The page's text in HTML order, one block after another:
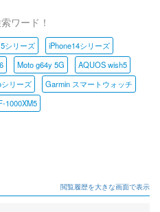
ワード！
シリーズ
iPhone14シリーズ
Moto g64y 5G
AQUOS wish5
リーズ
Garmin スマートウォッチ
1000XM5
閲覧履歴を大きな画面で表示